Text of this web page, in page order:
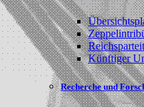
Künftiger
Recherche und